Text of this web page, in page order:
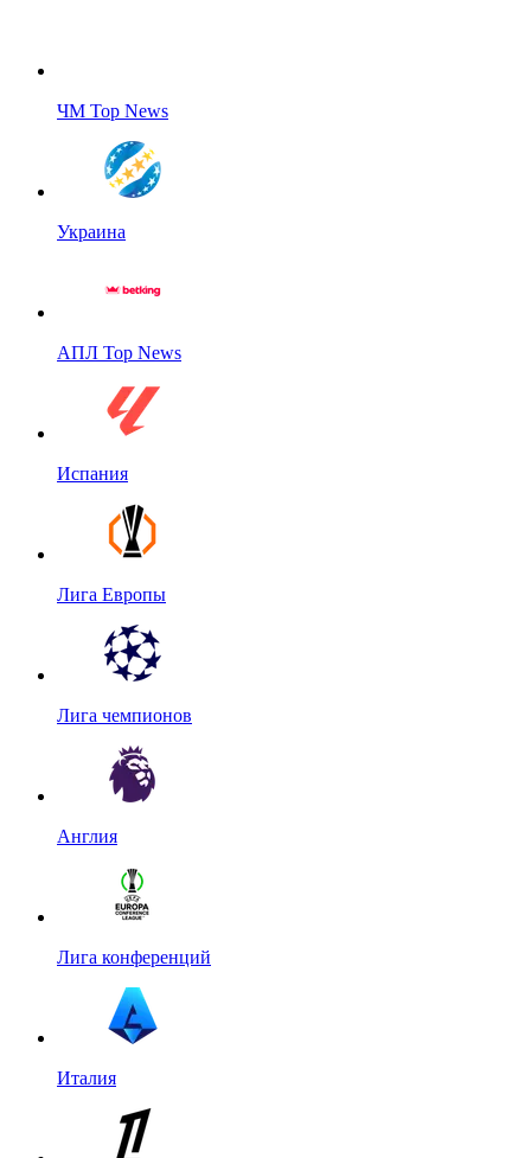
ЧМ Top News
Украина
АПЛ Top News
Испания
Лига Европы
Лига чемпионов
Англия
Лига конференций
Италия